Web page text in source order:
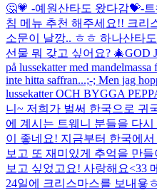
🤔💗 -예원산타도 왔다감💝-
침 메뉴 추천 해주세요!! 크리
소문이 날깡.. ㅎㅎ 하나산타
선물 뭐 갖고 싶어요? 🎄GOD
på lussekatter med
inte hitta saffran...;-; Men jag
lussekatter OCH BYGGA
니~ 저희가 벌써 한국으로 귀
에 계시는 트웨니 분들을 다
이 좋네요! 지금부터 한국에
보고 또 재미있게 추억을 만
보고 싶었고요! 사랑해요<33
24일에 크리스마스를 보내욯